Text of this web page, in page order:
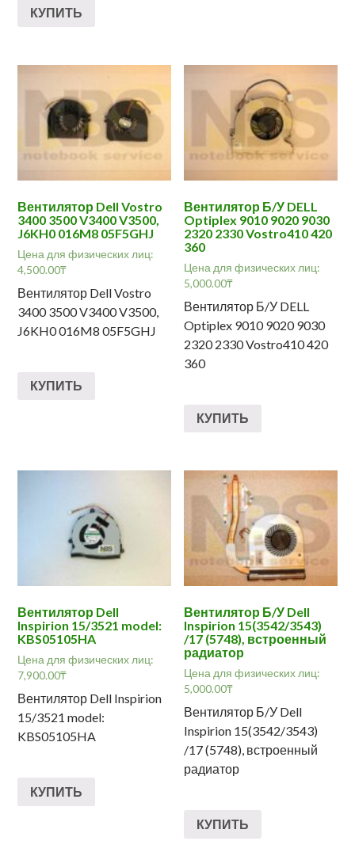
КУПИТЬ
Вентилятор Dell Vostro
3400 3500 V3400 V3500,
J6KH0 016M8 05F5GHJ
Цена для физических лиц:
4,500.00₸
Вентилятор Dell Vostro
3400 3500 V3400 V3500,
J6KH0 016M8 05F5GHJ
КУПИТЬ
Вентилятор Б/У DELL
Optiplex 9010 9020 9030
2320 2330 Vostro410 420
360
Цена для физических лиц:
5,000.00₸
Вентилятор Б/У DELL
Optiplex 9010 9020 9030
2320 2330 Vostro410 420
360
КУПИТЬ
Вентилятор Dell
Inspirion 15/3521 model:
KBS05105HA
Цена для физических лиц:
7,900.00₸
Вентилятор Dell Inspirion
15/3521 model:
KBS05105HA
КУПИТЬ
Вентилятор Б/У Dell
Inspirion 15(3542/3543)
/17 (5748), встроенный
радиатор
Цена для физических лиц:
5,000.00₸
Вентилятор Б/У Dell
Inspirion 15(3542/3543)
/17 (5748), встроенный
радиатор
КУПИТЬ